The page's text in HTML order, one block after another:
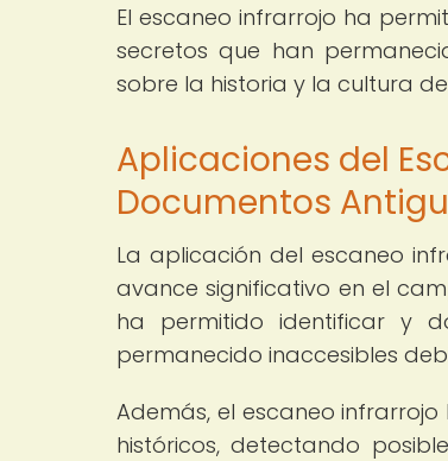
El escaneo infrarrojo ha
secretos que han
sobre la historia y la cultura
Aplicaciones del
Documentos
La aplicación del escaneo
avance significativo en el
ha permitido identificar y
permanecido inaccesibles
Además, el escaneo
históricos, detectando